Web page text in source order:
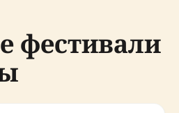
фестивали